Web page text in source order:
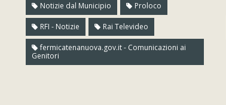
Notizie dal Municipio Proloco
RFI - Notizie Rai Televideo
fermicatenanuova.gov.it - Comunicazioni ai
Genitori